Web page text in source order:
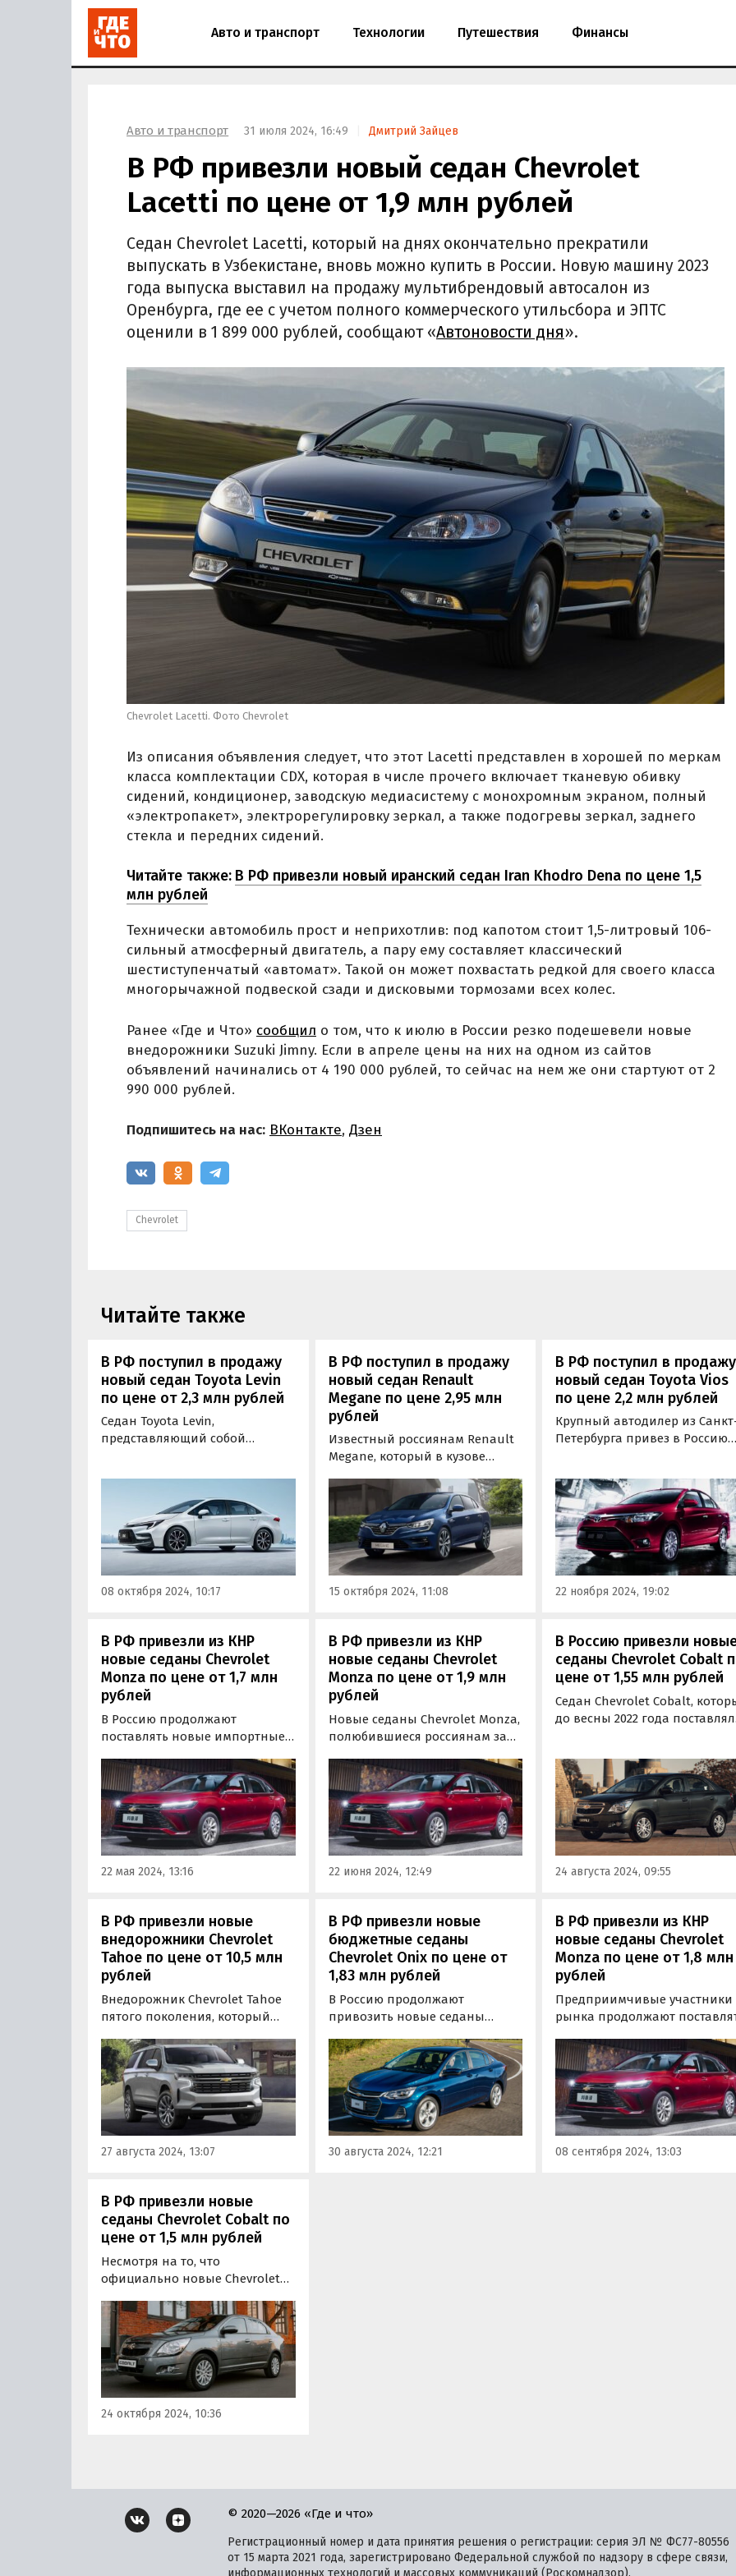
Авто и транспорт Технологии Путешествия Финансы
Авто и транспорт 31 июля 2024, 16:49 Дмитрий Зайцев
В РФ привезли новый седан Chevrolet
Lacetti по цене от 1,9 млн рублей
Седан Chevrolet Lacetti, который на днях окончательно прекратили
выпускать в Узбекистане, вновь можно купить в России. Новую машину 2023
года выпуска выставил на продажу мультибрендовый автосалон из
Оренбурга, где ее с учетом полного коммерческого утильсбора и ЭПТС
оценили в 1 899 000 рублей, сообщают «Автоновости дня».
Chevrolet Lacetti. Фото Chevrolet
Из описания объявления следует, что этот Lacetti представлен в хорошей по меркам
класса комплектации CDX, которая в числе прочего включает тканевую обивку
сидений, кондиционер, заводскую медиасистему с монохромным экраном, полный
«электропакет», электрорегулировку зеркал, а также подогревы зеркал, заднего
стекла и передних сидений.
Читайте также: В РФ привезли новый иранский седан Iran Khodro Dena по цене 1,5
млн рублей
Технически автомобиль прост и неприхотлив: под капотом стоит 1,5-литровый 106-
сильный атмосферный двигатель, а пару ему составляет классический
шестиступенчатый «автомат». Такой он может похвастать редкой для своего класса
многорычажной подвеской сзади и дисковыми тормозами всех колес.
Ранее «Где и Что» сообщил о том, что к июлю в России резко подешевели новые
внедорожники Suzuki Jimny. Если в апреле цены на них на одном из сайтов
объявлений начинались от 4 190 000 рублей, то сейчас на нем же они стартуют от 2
990 000 рублей.
Подпишитесь на нас: ВКонтакте, Дзен
Chevrolet
Читайте также
В РФ поступил в продажу
новый седан Toyota Levin
по цене от 2,3 млн рублей
Седан Toyota Levin,
представляющий собой
разных городов нашей страны
продают его из наличия и под
заказ по цене от 2 300 000
рублей, узнали «Автоновости
дня».
08 октября 2024, 10:17
В РФ поступил в продажу
новый седан Renault
Megane по цене 2,95 млн
рублей
Известный россиянам Renault
Megane, который в кузове
заводе Renault в Москве до
2014 года, вновь появился в
продаже в России.
15 октября 2024, 11:08
В РФ поступил в продажу
новый седан Toyota Vios
по цене 2,2 млн рублей
Крупный автодилер из
Петербурга привез в Россию
считать «одноклассником»
LADA Vesta, Kia Rio и Hyundai
Solaris. Купить его можно за 2
170 000 рублей, пишут
«Автоновости дня».
22 ноября 2024, 19:02
В РФ привезли из КНР
новые седаны Chevrolet
Monza по цене от 1,7 млн
рублей
В Россию продолжают
поставлять новые импортные
способные быть альтернативой
LADA Vesta, Hyundai Solaris и
других «бюджетников».
22 мая 2024, 13:16
В РФ привезли из КНР
новые седаны Chevrolet
Monza по цене от 1,9 млн
рублей
Новые седаны Chevrolet Monza,
полюбившиеся россиянам за
«цена-качество», продолжают
поставлять в Россию «серым»
путем. Цены на них на одном
из классифайдов за месяц
немного выросли и сейчас
стартуют от 1 875 000 рублей,
пишут…
22 июня 2024, 12:49
В Россию привезли
седаны Chevrolet Cobalt
цене от 1,55 млн рублей
Седан Chevrolet Cobalt,
до весны 2022 года
схемам. Цены на них на
из сайтов объявлений
начинаются от 1 549 000
пишут «Автоновости дня».
24 августа 2024, 09:55
В РФ привезли новые
внедорожники Chevrolet
Tahoe по цене от 10,5 млн
рублей
Внедорожник Chevrolet Tahoe
пятого поколения, который
российский рынок в 2021 году,
вернулся на него «серым»
путем. Теперь эти машины
штучно поставляют в Россию
дилеры, «частники» и
предприниматели, а цены на
них на одном из…
27 августа 2024, 13:07
В РФ привезли новые
бюджетные седаны
Chevrolet Onix по цене от
1,83 млн рублей
В Россию продолжают
привозить новые седаны
на классифайдах сопоставимы
или даже ниже, чем на
отечественные LADA Vesta. По
состоянию на конец августа
они стартуют от 1 830 000
рублей, пишут «Автоновости
дня».
30 августа 2024, 12:21
В РФ привезли из КНР
новые седаны Chevrolet
Monza по цене от 1,8 млн
рублей
Предприимчивые участники
рынка продолжают
седаны Chevrolet Monza,
на которые сопоставимы с
ценами на LADA Vesta,
«Москвич 6» и Changan
08 сентября 2024, 13:03
В РФ привезли новые
седаны Chevrolet Cobalt по
цене от 1,5 млн рублей
Несмотря на то, что
официально новые Chevrolet
Россию с весны 2022 года,
предприимчивые «частники»
и дилеры продолжают возить
их к нам частным путем.
24 октября 2024, 10:36
© 2020—2026 «Где и что»
Регистрационный номер и дата принятия решения о регистрации: серия ЭЛ № ФС77-80556
от 15 марта 2021 года, зарегистрировано Федеральной службой по надзору в сфере связи,
информационных технологий и массовых коммуникаций (Роскомнадзор).